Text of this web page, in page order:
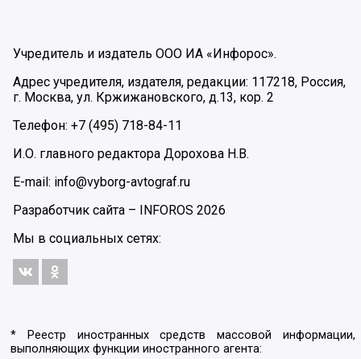
Учредитель и издатель ООО ИА «Инфорос».
Адрес учредителя, издателя, редакции: 117218, Россия,
г. Москва, ул. Кржижановского, д.13, кор. 2
Телефон: +7 (495) 718-84-11
И.О. главного редактора Дорохова Н.В.
E-mail: info@vyborg-avtograf.ru
Разработчик сайта –
INFOROS 2026
Мы в социальных сетях:
* Реестр иностранных средств массовой информации,
выполняющих функции иностранного агента: